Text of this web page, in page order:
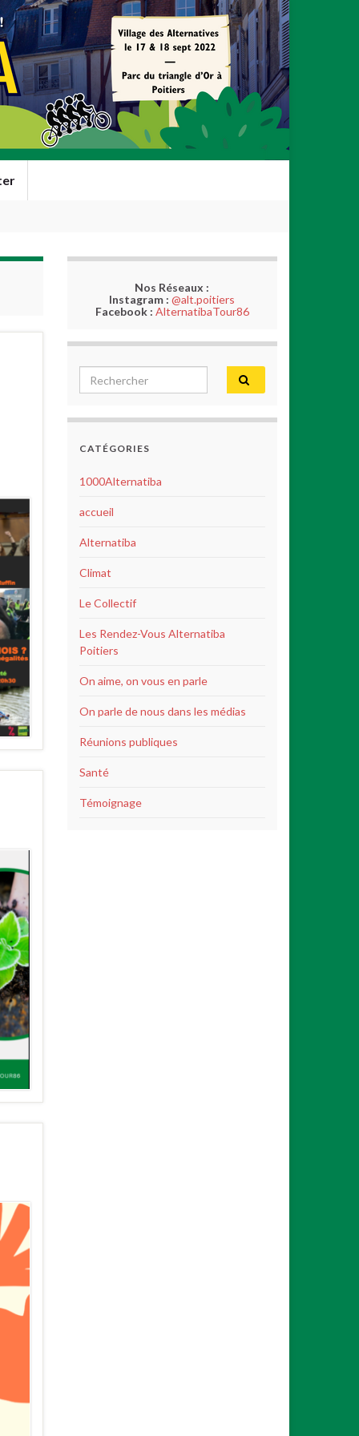
Nos Réseaux :
Instagram : @alt.poitiers
Facebook : AlternatibaTour86
Search for:
CATÉGORIES
1000Alternatiba
accueil
Alternatiba
Climat
Le Collectif
Les Rendez-Vous Alternatiba
Poitiers
On aime, on vous en parle
On parle de nous dans les médias
Réunions publiques
Santé
Témoignage